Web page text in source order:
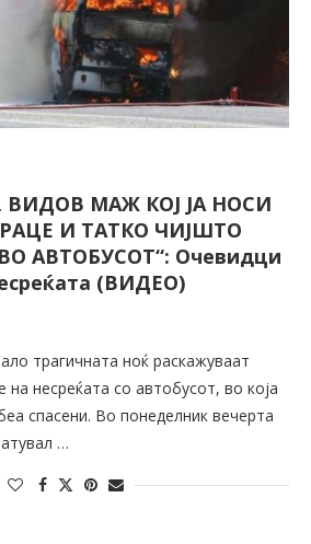
ВИДОВ МАЖ КОЈ ЈА НОСИ
И ТАТКО ЧИЈШТО
АВТОБУСОТ“: Очевидци
(ВИДЕО)
трагичната ноќ раскажуваат
на несреќата со автобусот, во која
спасени. Во понеделник вечерта
…